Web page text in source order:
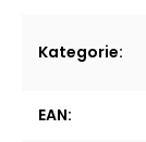
Kategorie:
EAN: